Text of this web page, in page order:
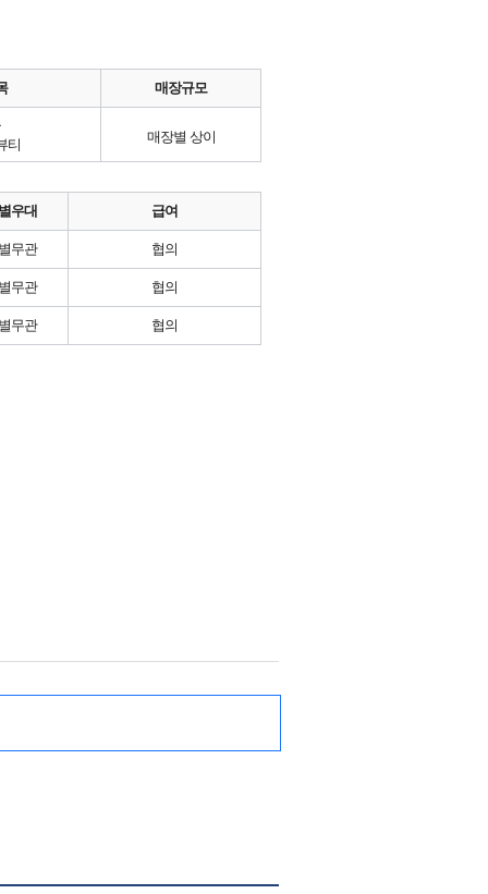
매장규모
티
매장별 상이
우대 급여
무관 협의
무관 협의
무관 협의